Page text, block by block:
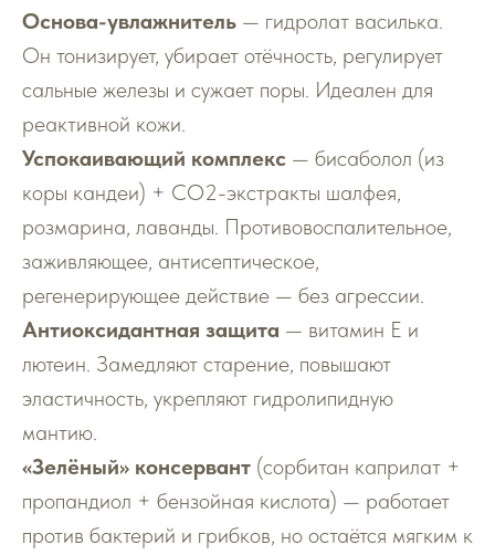
Основа-увлажнитель — гидролат василька.
Он тонизирует, убирает отёчность, регулирует
сальные железы и сужает поры. Идеален для
реактивной кожи.
Успокаивающий комплекс — бисаболол (из
коры кандеи) + СО2-экстракты шалфея,
розмарина, лаванды. Противовоспалительное,
заживляющее, антисептическое,
регенерирующее действие — без агрессии.
Антиоксидантная защита — витамин Е и
лютеин. Замедляют старение, повышают
эластичность, укрепляют гидролипидную
мантию.
«Зелёный» консервант (сорбитан каприлат +
пропандиол + бензойная кислота) — работает
против бактерий и грибков, но остаётся мягким к